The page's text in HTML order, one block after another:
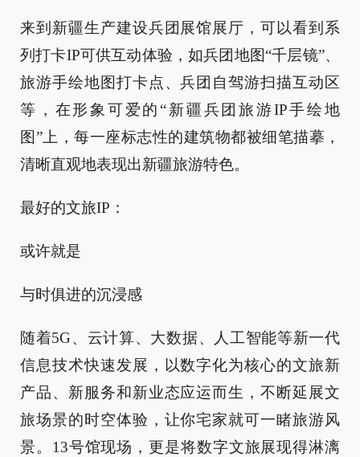
来到新疆生产建设兵团展馆展厅，可以看到系
列打卡IP可供互动体验，如兵团地图“千层镜”、
旅游手绘地图打卡点、兵团自驾游扫描互动区
等，在形象可爱的“新疆兵团旅游IP手绘地
图”上，每一座标志性的建筑物都被细笔描摹，
清晰直观地表现出新疆旅游特色。
最好的文旅IP：
或许就是
与时俱进的沉浸感
随着5G、云计算、大数据、人工智能等新一代
信息技术快速发展，以数字化为核心的文旅新
产品、新服务和新业态应运而生，不断延展文
旅场景的时空体验，让你宅家就可一睹旅游风
景。13号馆现场，更是将数字文旅展现得淋漓